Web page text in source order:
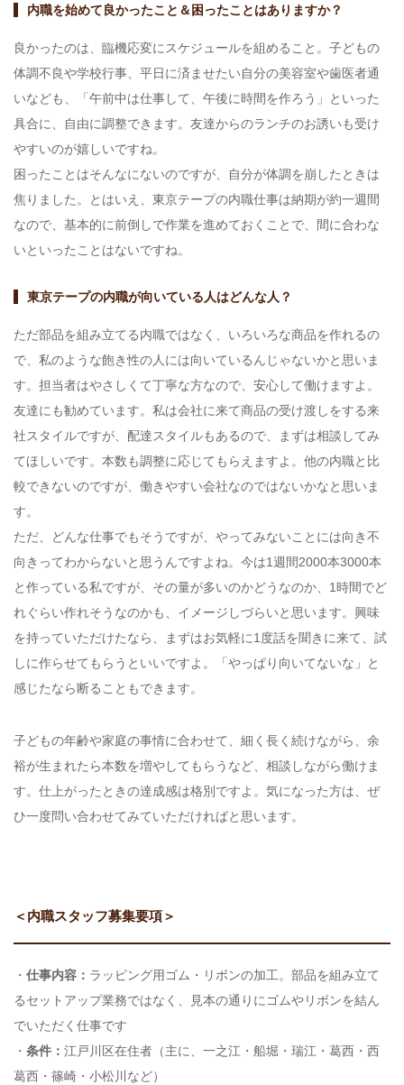
内職を始めて良かったこと＆困ったことはありますか？
良かったのは、臨機応変にスケジュールを組めること。子どもの
体調不良や学校行事、平日に済ませたい自分の美容室や歯医者通
いなども、「午前中は仕事して、午後に時間を作ろう」といった
具合に、自由に調整できます。友達からのランチのお誘いも受け
やすいのが嬉しいですね。
困ったことはそんなにないのですが、自分が体調を崩したときは
焦りました。とはいえ、東京テープの内職仕事は納期が約一週間
なので、基本的に前倒しで作業を進めておくことで、間に合わな
いといったことはないですね。
東京テープの内職が向いている人はどんな人？
ただ部品を組み立てる内職ではなく、いろいろな商品を作れるの
で、私のような飽き性の人には向いているんじゃないかと思いま
す。担当者はやさしくて丁寧な方なので、安心して働けますよ。
友達にも勧めています。私は会社に来て商品の受け渡しをする来
社スタイルですが、配達スタイルもあるので、まずは相談してみ
てほしいです。本数も調整に応じてもらえますよ。他の内職と比
較できないのですが、働きやすい会社なのではないかなと思いま
す。
ただ、どんな仕事でもそうですが、やってみないことには向き不
向きってわからないと思うんですよね。今は1週間2000本3000本
と作っている私ですが、その量が多いのかどうなのか、1時間でど
れぐらい作れそうなのかも、イメージしづらいと思います。興味
を持っていただけたなら、まずはお気軽に1度話を聞きに来て、試
しに作らせてもらうといいですよ。「やっぱり向いてないな」と
感じたなら断ることもできます。
子どもの年齢や家庭の事情に合わせて、細く長く続けながら、余
裕が生まれたら本数を増やしてもらうなど、相談しながら働けま
す。仕上がったときの達成感は格別ですよ。気になった方は、ぜ
ひ一度問い合わせてみていただければと思います。
＜内職スタッフ募集要項＞
・ 仕事内容： ラッピング用ゴム・リボンの加工。部品を組み立て
るセットアップ業務ではなく、見本の通りにゴムやリボンを結ん
でいただく仕事です
・ 条件： 江戸川区在住者（主に、一之江・船堀・瑞江・葛西・西
葛西・篠崎・小松川など）